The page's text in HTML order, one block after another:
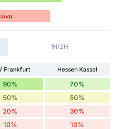
1H/2H
Frankfurt
Hessen Kassel
90% 70%
50% 50%
20% 30%
10% 10%